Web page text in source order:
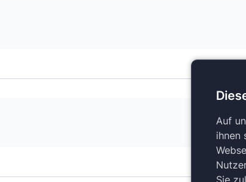
Auf
ihnen
Sie